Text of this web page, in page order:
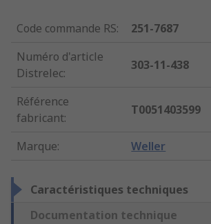
Code commande RS:
251-7687
Numéro d'article
Distrelec:
303-11-438
Référence
fabricant:
T0051403599
Marque: Weller
Caractéristiques techniques
Documentation technique